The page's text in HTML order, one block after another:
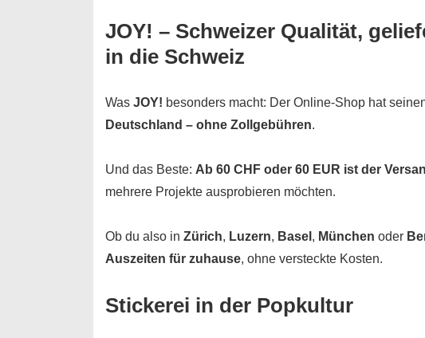
JOY! – Schweizer Qualität,
in die Schweiz
Was JOY! besonders macht: Der Online-Shop hat
Deutschland – ohne Zollgebühren.
Und das Beste: Ab 60 CHF oder 60 EUR ist der
mehrere Projekte ausprobieren möchten.
Ob du also in Zürich, Luzern, Basel , München oder
Auszeiten für zuhause, ohne versteckte Kosten.
Stickerei in der Popkultur